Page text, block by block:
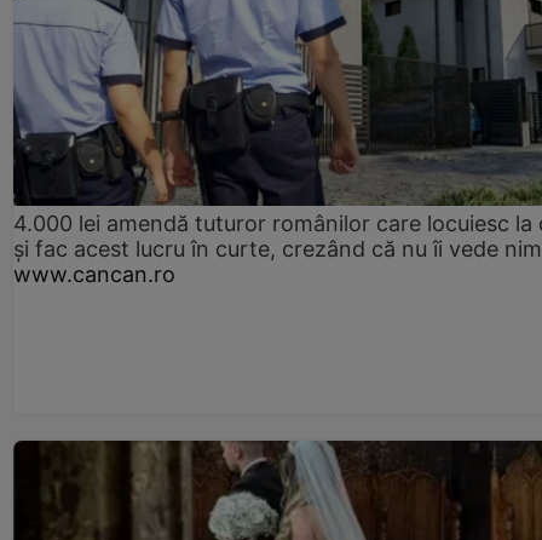
4.000 lei amendă tuturor românilor care locuiesc la
și fac acest lucru în curte, crezând că nu îi vede
www.cancan.ro